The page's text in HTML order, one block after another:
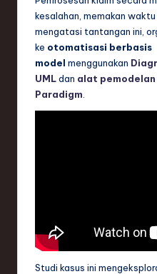
d
in
o
kesalahan, memakan
mengatasi tantangan ini,
ke otomatisasi berbasis
model menggunakan
UMLdan alat pemodelan
Paradigm
Studi kasus ini